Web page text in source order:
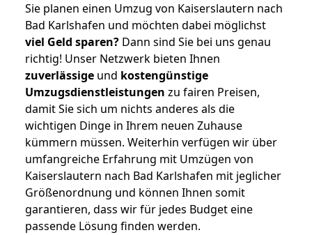
Sie planen einen Umzug von Kaiserslautern nach
Bad Karlshafen und möchten dabei möglichst
viel Geld sparen? Dann sind Sie bei uns genau
richtig! Unser Netzwerk bieten Ihnen
zuverlässige und kostengünstige
Umzugsdienstleistungen zu fairen Preisen,
damit Sie sich um nichts anderes als die
wichtigen Dinge in Ihrem neuen Zuhause
kümmern müssen. Weiterhin verfügen wir über
umfangreiche Erfahrung mit Umzügen von
Kaiserslautern nach Bad Karlshafen mit jeglicher
Größenordnung und können Ihnen somit
garantieren, dass wir für jedes Budget eine
passende Lösung finden werden.